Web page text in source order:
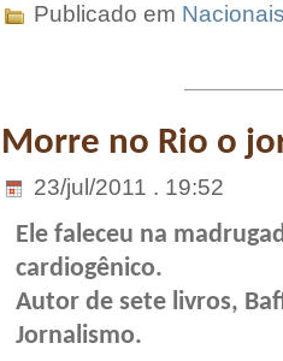
Publicado em
Morre no Rio o
23/jul/2011 . 19:52
Ele faleceu na
cardiogênico.
Autor de sete livros,
Jornalismo.